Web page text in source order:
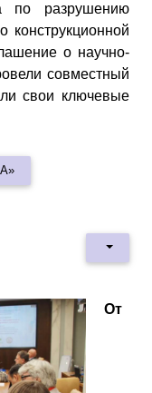
по разрушению
конструкционной
о научно-
совместный
свои ключевые
От